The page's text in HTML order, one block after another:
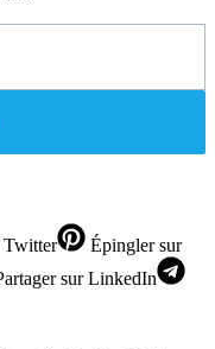
Épinglersur
sur LinkedIn